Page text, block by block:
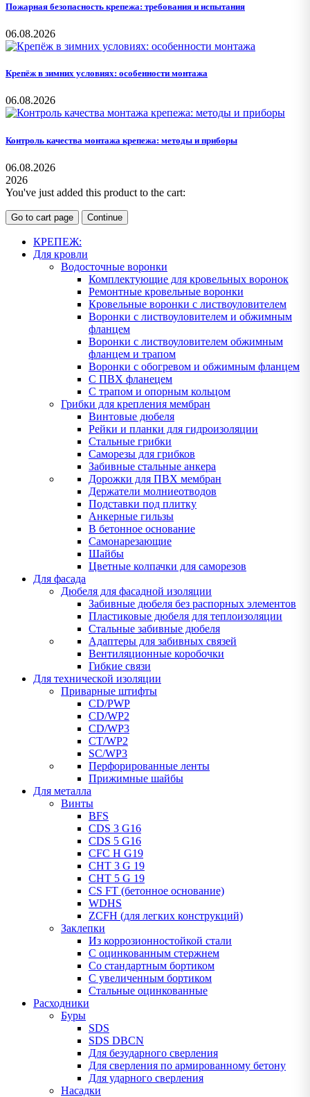
Пожарная безопасность крепежа: требования и испытания
06.08.2026
Крепёж в зимних условиях: особенности монтажа
06.08.2026
Контроль качества монтажа крепежа: методы и приборы
06.08.2026
2026
You've just added this product to the cart:
Go to cart page Continue
КРЕПЕЖ:
Для кровли
Водосточные воронки
Комплектующие для кровельных воронок
Ремонтные кровельные воронки
Кровельные воронки с листвоуловителем
Воронки с листвоуловителем и обжимным
фланцем
Воронки с листвоуловителем обжимным
фланцем и трапом
Воронки с обогревом и обжимным фланцем
С ПВХ фланецем
С трапом и опорным кольцом
Грибки для крепления мембран
Винтовые дюбеля
Рейки и планки для гидроизоляции
Стальные грибки
Саморезы для грибков
Забивные стальные анкера
Дорожки для ПВХ мембран
Держатели молниеотводов
Подставки под плитку
Анкерные гильзы
В бетонное основание
Самонарезающие
Шайбы
Цветные колпачки для саморезов
Для фасада
Дюбеля для фасадной изоляции
Забивные дюбеля без распорных элементов
Пластиковые дюбеля для теплоизоляции
Стальные забивные дюбеля
Адаптеры для забивных связей
Вентиляционные коробочки
Гибкие связи
Для технической изоляции
Приварные штифты
CD/PWP
CD/WP2
CD/WP3
CT/WP2
SC/WP3
Перфорированные ленты
Прижимные шайбы
Для металла
Винты
BFS
CDS 3 G16
CDS 5 G16
CFC H G19
CHT 3 G 19
CHT 5 G 19
CS FT (бетонное основание)
WDHS
ZCFH (для легких конструкций)
Заклепки
Из коррозионностойкой стали
С оцинкованным стержнем
Со стандартным бортиком
С увеличенным бортиком
Стальные оцинкованные
Расходники
Буры
SDS
SDS DBCN
Для безударного сверления
Для сверления по армированному бетону
Для ударного сверления
Насадки